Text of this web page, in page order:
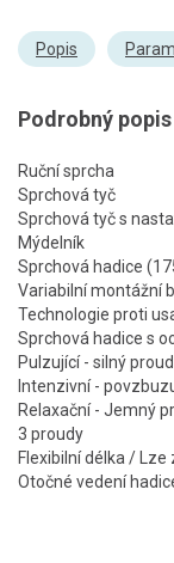
Popis
Podrobný popis
Ruční sprcha
Sprchová tyč
Sprchová tyč s
Mýdelník
Sprchová hadice
Variabilní montážní
Technologie proti
Sprchová hadice s
Pulzující - silný
Intenzivní -
Relaxační - Jemný
3 proudy
Flexibilní délka /
Otočné vedení